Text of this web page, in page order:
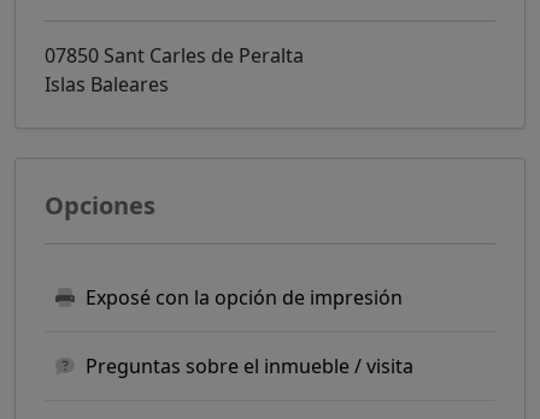
07850 Sant Carles de Peralta
Islas Baleares
Opciones
Exposé con la opción de impresión
Preguntas sobre el inmueble / visita